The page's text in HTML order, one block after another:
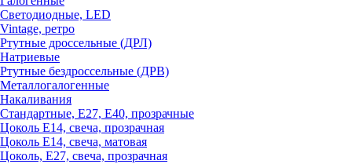
Светодиодные, LED
Vintage, ретро
Ртутные дроссельные (ДРЛ)
Натриевые
Ртутные бездроссельные (ДРВ)
Металлогалогенные
Накаливания
Стандартные, Е27, Е40, прозрачные
Цоколь Е14, свеча, прозрачная
Цоколь Е14, свеча, матовая
Цоколь, Е27, свеча, прозрачная